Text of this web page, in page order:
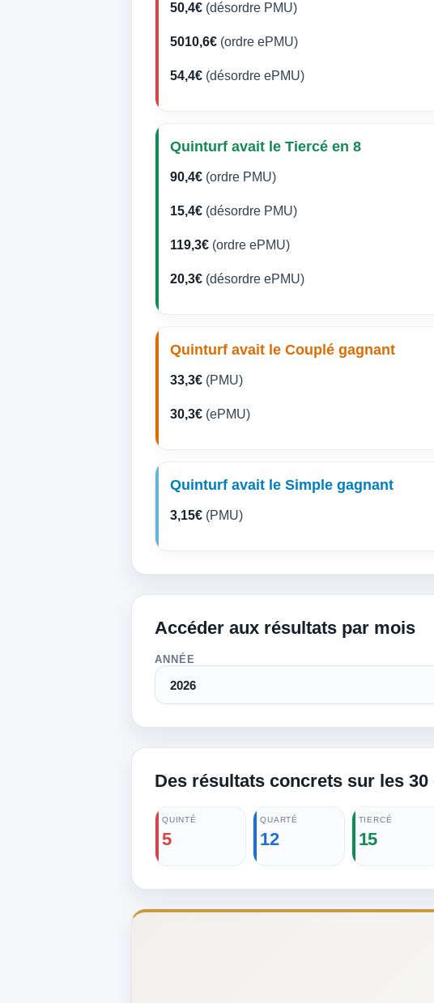
50,4€ (désordre PMU)
5010,6€ (ordre ePMU)
54,4€ (désordre ePMU)
Quinturf avait le Tiercé en 8
90,4€ (ordre PMU)
15,4€ (désordre PMU)
119,3€ (ordre ePMU)
20,3€ (désordre ePMU)
Quinturf avait le Couplé gagnant
33,3€ (PMU)
30,3€ (ePMU)
Quinturf avait le Simple gagnant
3,15€ (PMU)
Accéder aux résultats par mois
ANNÉE
Des résultats concrets sur les
QUINTÉ
5
QUARTÉ
12
TIERCÉ
15